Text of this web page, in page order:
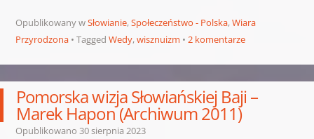
Opublikowany wSłowianie,Społeczeństwo - Polska,Wiara
Przyrodzona
Tagged Wedy,wisznuizm 2 komentarze
Pomorska wizja Słowiańskiej Baji –
Marek Hapon (Archiwum 2011)
Opublikowano 30 sierpnia 2023